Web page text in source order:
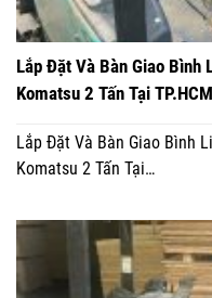
Lắp Đặt Và Bàn Giao Bình
Komatsu 2 Tấn Tại TP.HCM
Lắp Đặt Và Bàn Giao Bình
Komatsu 2 Tấn Tại…